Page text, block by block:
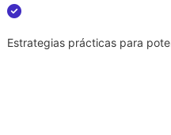
Estrategias prácticas para